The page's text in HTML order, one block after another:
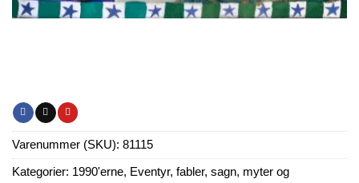
Varenummer (SKU): 81115
Kategorier: 1990'erne, Eventyr, fabler, sagn, myter og